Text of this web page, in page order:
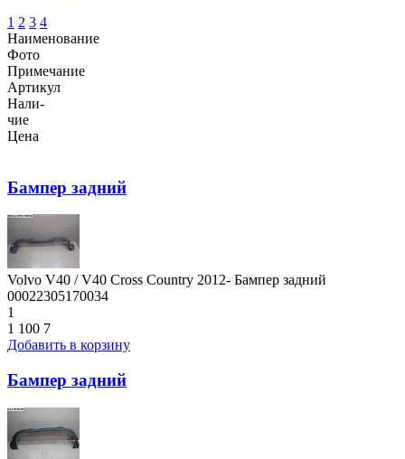
1 2 3 4
Наименование
Фото
Примечание
Артикул
Нали-
чие
Цена
Бампер задний
Volvo V40 / V40 Cross Country 2012- Бампер задний
00022305170034
1
1 100 7
Добавить в корзину
Бампер задний